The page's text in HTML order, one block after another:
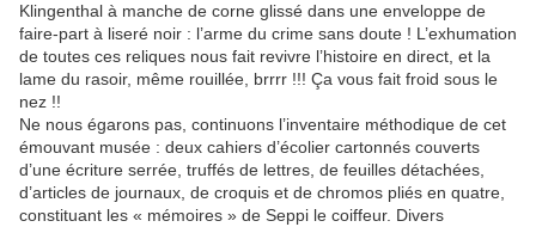
Klingenthal à manche de corne glissé dans une enveloppe de
faire-part à liseré noir : l’arme du crime sans doute ! L’exhumation
de toutes ces reliques nous fait revivre l’histoire en direct, et la
lame du rasoir, même rouillée, brrrr !!! Ça vous fait froid sous le
nez !!
Ne nous égarons pas, continuons l’inventaire méthodique de cet
émouvant musée : deux cahiers d’écolier cartonnés couverts
d’une écriture serrée, truffés de lettres, de feuilles détachées,
d’articles de journaux, de croquis et de chromos pliés en quatre,
constituant les « mémoires » de Seppi le coiffeur. Divers